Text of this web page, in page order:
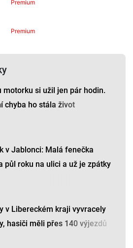
Premium
Premium
motorku si užil jen pár hodin.
chyba ho stála život
v Jablonci: Malá fenečka
půl roku na ulici a už je zpátky
v Libereckém kraji vyvracely
hasiči měli přes 140 výjezdů